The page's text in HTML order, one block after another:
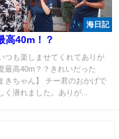
海日記
高40m！？
つも楽しませてくれてありが
最高40m？？きれいだった
きちゃん】 チー君のおかげで
く潜れました。ありが...